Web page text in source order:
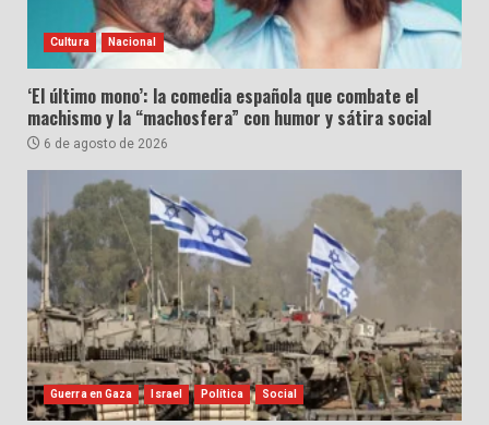
Cultura Nacional
‘El último mono’: la comedia española que combate el
machismo y la “machosfera” con humor y sátira social
6 de agosto de 2026
Guerra en Gaza Israel Política Social